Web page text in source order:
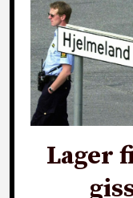
Lager